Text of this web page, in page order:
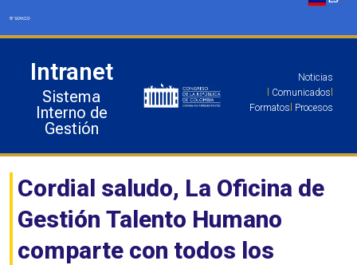
Intranet
Sistema
Interno de
Gestión
Noticias
Comunicados
Formatos Procesos
Cordial saludo, La Oficina de
Gestión Talento Humano
comparte con todos los